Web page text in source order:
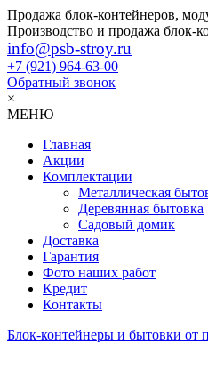
Продажа блок-контейнеров,
Производство и продажа блок-
info@psb-stroy.ru
+7 (921) 964-63-00
Обратный звонок
×
МЕНЮ
Главная
Акции
Комплектации
Металлическая
Деревянная бытовка
Садовый домик
Доставка
Гарантия
Фото наших работ
Кредит
Контакты
Блок-контейнеры и бытовки от